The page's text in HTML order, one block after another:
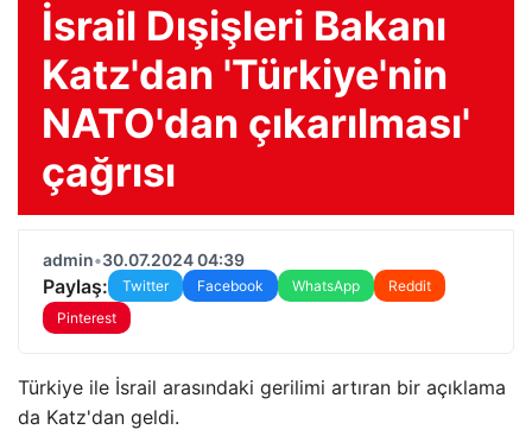
İsrail Dışişleri Bakanı
Katz'dan 'Türkiye'nin
NATO'dan çıkarılması'
çağrısı
admin•30.07.2024 04:39
Paylaş: Twitter Facebook WhatsApp
Reddit
Pinterest
Türkiye ile İsrail arasındaki gerilimi artıran bir açıklama
da Katz'dan geldi.